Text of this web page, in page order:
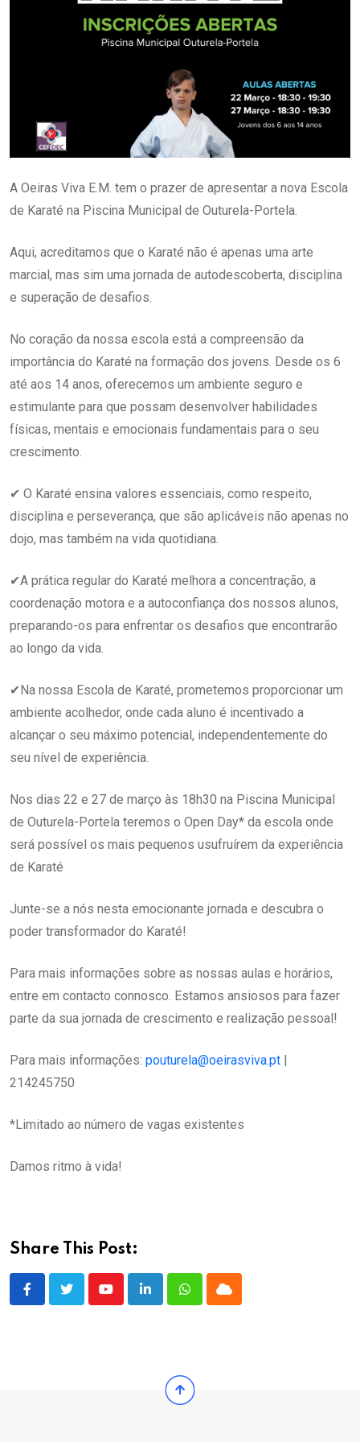
A Oeiras Viva E.M. tem o prazer de apresentar a nova Escola
de Karaté na Piscina Municipal de Outurela-Portela.
Aqui, acreditamos que o Karaté não é apenas uma arte
marcial, mas sim uma jornada de autodescoberta, disciplina
e superação de desafios.
No coração da nossa escola está a compreensão da
importância do Karaté na formação dos jovens. Desde os 6
até aos 14 anos, oferecemos um ambiente seguro e
estimulante para que possam desenvolver habilidades
físicas, mentais e emocionais fundamentais para o seu
crescimento.
✔ O Karaté ensina valores essenciais, como respeito,
disciplina e perseverança, que são aplicáveis não apenas no
dojo, mas também na vida quotidiana.
✔A prática regular do Karaté melhora a concentração, a
coordenação motora e a autoconfiança dos nossos alunos,
preparando-os para enfrentar os desafios que encontrarão
ao longo da vida.
✔Na nossa Escola de Karaté, prometemos proporcionar um
ambiente acolhedor, onde cada aluno é incentivado a
alcançar o seu máximo potencial, independentemente do
seu nível de experiência.
Nos dias 22 e 27 de março às 18h30 na Piscina Municipal
de Outurela-Portela teremos o Open Day* da escola onde
será possível os mais pequenos usufruírem da experiência
de Karaté
Junte-se a nós nesta emocionante jornada e descubra o
poder transformador do Karaté!
Para mais informações sobre as nossas aulas e horários,
entre em contacto connosco. Estamos ansiosos para fazer
parte da sua jornada de crescimento e realização pessoal!
Para mais informações: pouturela@oeirasviva.pt |
214245750
*Limitado ao número de vagas existentes
Damos ritmo à vida!
Share This Post:
YoutubeLinkedInWhatsappCloud